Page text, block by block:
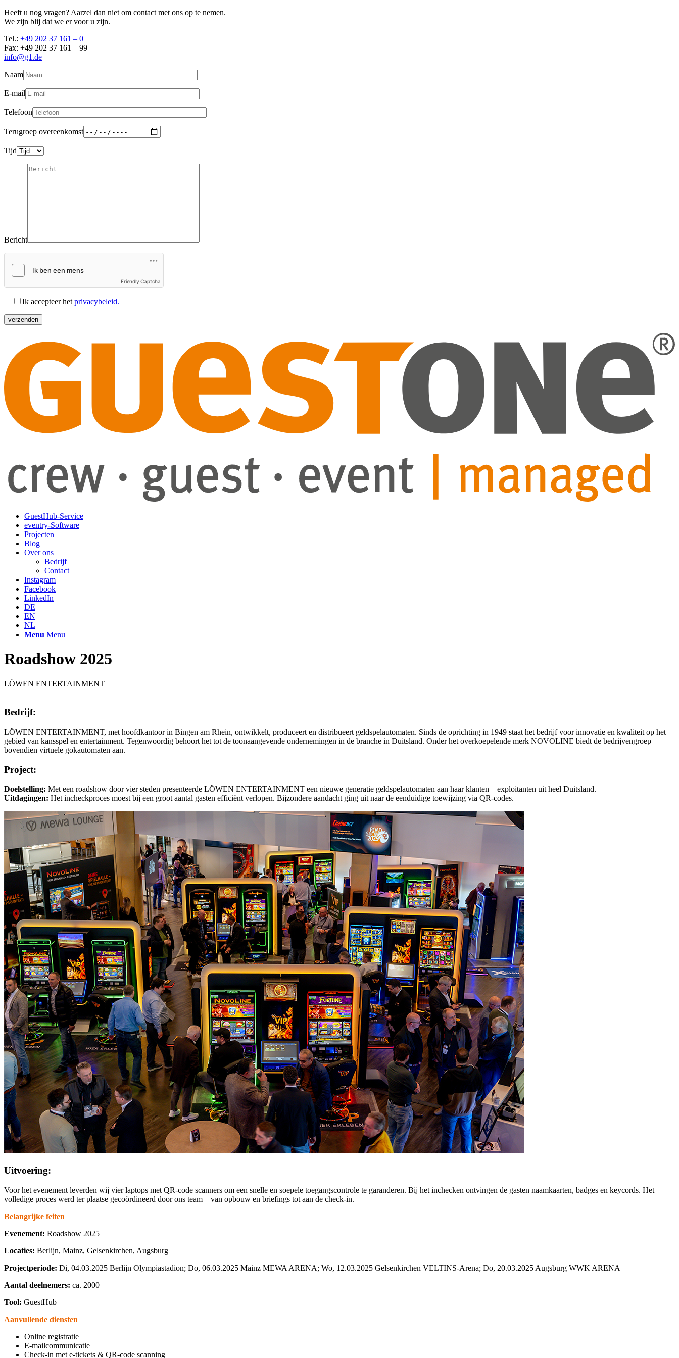
Heeft u nog vragen? Aarzel dan niet om contact met ons op te nemen.
We zijn blij dat we er voor u zijn.
Tel.: +49 202 37 161 – 0
Fax: +49 202 37 161 – 99
info@g1.de
Naam
E-mail
Telefoon
Terugroep overeenkomst
Tijd
Bericht
Friendly Captcha
Ik accepteer het privacybeleid.
GuestHub-Service
eventry-Software
Projecten
Blog
Over ons
Bedrijf
Contact
Instagram
Facebook
LinkedIn
DE
EN
NL
Menu Menu
Roadshow 2025
LÖWEN ENTERTAINMENT
Bedrijf:
LÖWEN ENTERTAINMENT, met hoofdkantoor in Bingen am Rhein, ontwikkelt, produceert en distribueert geldspelautomaten. Sinds de oprichting in 1949 staat het bedrijf voor innovatie en kwaliteit op het
gebied van kansspel en entertainment. Tegenwoordig behoort het tot de toonaangevende ondernemingen in de branche in Duitsland. Onder het overkoepelende merk NOVOLINE biedt de bedrijvengroep
bovendien virtuele gokautomaten aan.
Project:
Doelstelling: Met een roadshow door vier steden presenteerde LÖWEN ENTERTAINMENT een nieuwe generatie geldspelautomaten aan haar klanten – exploitanten uit heel Duitsland.
Uitdagingen: Het incheckproces moest bij een groot aantal gasten efficiënt verlopen. Bijzondere aandacht ging uit naar de eenduidige toewijzing via QR-codes.
Uitvoering:
Voor het evenement leverden wij vier laptops met QR-code scanners om een snelle en soepele toegangscontrole te garanderen. Bij het inchecken ontvingen de gasten naamkaarten, badges en keycords. Het
volledige proces werd ter plaatse gecoördineerd door ons team – van opbouw en briefings tot aan de check-in.
Belangrijke feiten
Evenement: Roadshow 2025
Locaties: Berlijn, Mainz, Gelsenkirchen, Augsburg
Projectperiode: Di, 04.03.2025 Berlijn Olympiastadion; Do, 06.03.2025 Mainz MEWA ARENA; Wo, 12.03.2025 Gelsenkirchen VELTINS-Arena; Do, 20.03.2025 Augsburg WWK ARENA
Aantal deelnemers: ca. 2000
Tool: GuestHub
Aanvullende diensten
Online registratie
E-mailcommunicatie
Check-in met e-tickets & QR-code scanning